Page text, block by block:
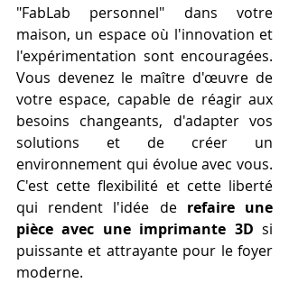
"FabLab personnel" dans votre
maison, un espace où l'innovation et
l'expérimentation sont encouragées.
Vous devenez le maître d'œuvre de
votre espace, capable de réagir aux
besoins changeants, d'adapter vos
solutions et de créer un
environnement qui évolue avec vous.
C'est cette flexibilité et cette liberté
qui rendent l'idée de refaire une
pièce avec une imprimante 3D si
puissante et attrayante pour le foyer
moderne.